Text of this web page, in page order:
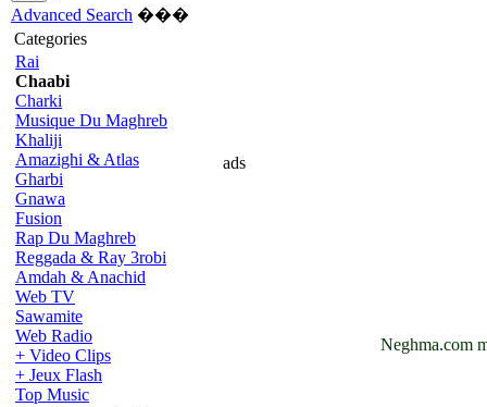
Advanced Search ���
Categories
Rai
Chaabi
Charki
Musique Du Maghreb
Khaliji
Amazighi & Atlas
Gharbi
Gnawa
Fusion
Rap Du Maghreb
Reggada & Ray 3robi
Amdah & Anachid
Web TV
Sawamite
Web Radio
+ Video Clips
+ Jeux Flash
Top Music
ads
Neghma.com